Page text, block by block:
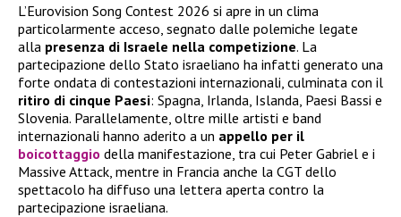
L’Eurovision Song Contest 2026 si apre in un clima
particolarmente acceso, segnato dalle polemiche legate
alla presenza di Israele nella competizione. La
partecipazione dello Stato israeliano ha infatti generato una
forte ondata di contestazioni internazionali, culminata con il
ritiro di cinque Paesi: Spagna, Irlanda, Islanda, Paesi Bassi e
Slovenia. Parallelamente, oltre mille artisti e band
internazionali hanno aderito a un appello per il
boicottaggio della manifestazione, tra cui Peter Gabriel e i
Massive Attack, mentre in Francia anche la CGT dello
spettacolo ha diffuso una lettera aperta contro la
partecipazione israeliana.